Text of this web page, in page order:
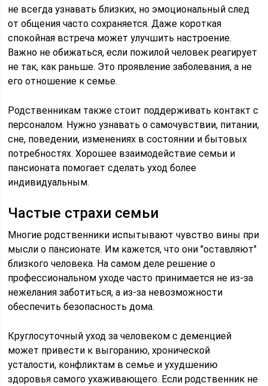
не всегда узнавать близких, но эмоциональный след
от общения часто сохраняется. Даже короткая
спокойная встреча может улучшить настроение.
Важно не обижаться, если пожилой человек реагирует
не так, как раньше. Это проявление заболевания, а не
его отношение к семье.
Родственникам также стоит поддерживать контакт с
персоналом. Нужно узнавать о самочувствии, питании,
сне, поведении, изменениях в состоянии и бытовых
потребностях. Хорошее взаимодействие семьи и
пансионата помогает сделать уход более
индивидуальным.
Частые страхи семьи
Многие родственники испытывают чувство вины при
мысли о пансионате. Им кажется, что они "оставляют"
близкого человека. На самом деле решение о
профессиональном уходе часто принимается не из-за
нежелания заботиться, а из-за невозможности
обеспечить безопасность дома.
Круглосуточный уход за человеком с деменцией
может привести к выгоранию, хронической
усталости, конфликтам в семье и ухудшению
здоровья самого ухаживающего. Если родственник не